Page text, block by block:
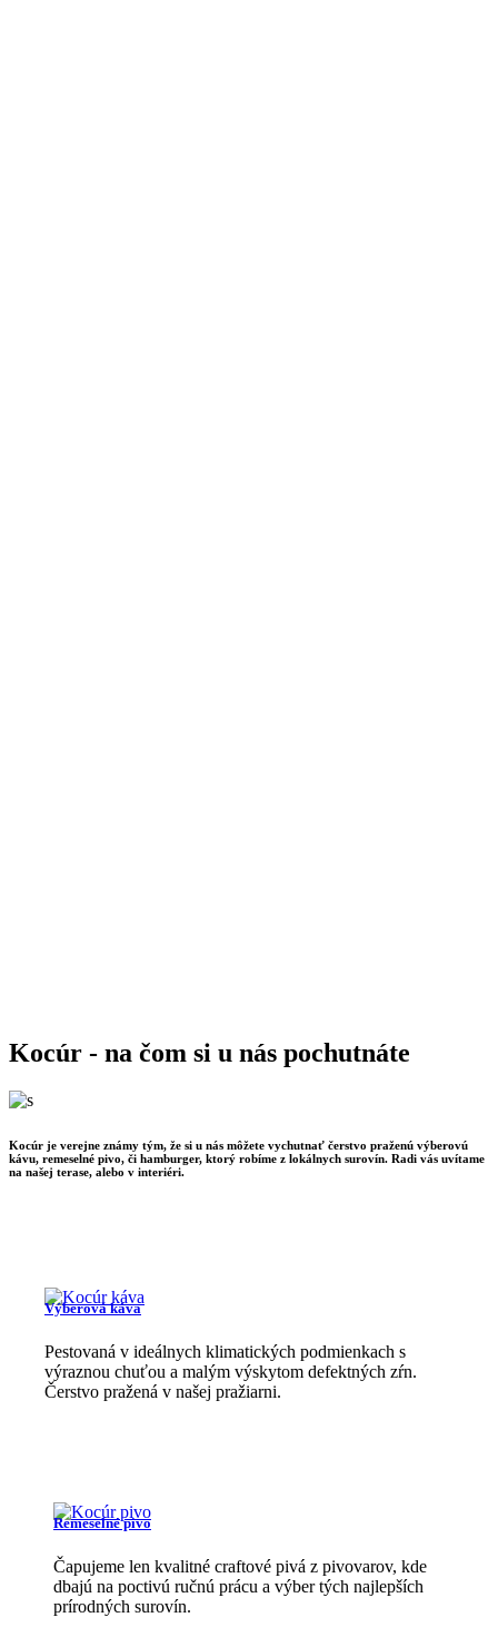
Kocúr - na čom si u nás pochutnáte
Kocúr je verejne známy tým, že si u nás môžete vychutnať čerstvo praženú výberovú
kávu, remeselné pivo, či hamburger, ktorý robíme z lokálnych surovín. Radi vás uvítame
na našej terase, alebo v interiéri.
Výberová káva
Pestovaná v ideálnych klimatických podmienkach s
výraznou chuťou a malým výskytom defektných zŕn.
Čerstvo pražená v našej pražiarni.
Remeselné pivo
Čapujeme len kvalitné craftové pivá z pivovarov, kde
dbajú na poctivú ručnú prácu a výber tých najlepších
prírodných surovín.